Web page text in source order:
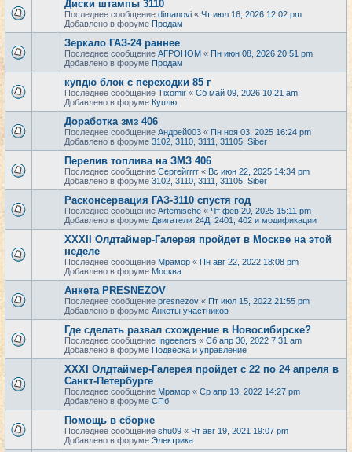
Диски штампы 3110
Последнее сообщение dimanovi « Чт июл 16, 2026 12:02 pm
Добавлено в форуме Продам
Зеркало ГАЗ-24 раннее
Последнее сообщение АГРОНОМ « Пн июн 08, 2026 20:51 pm
Добавлено в форуме Продам
купдю блок с переходки 85 г
Последнее сообщение Tixomir « Сб май 09, 2026 10:21 am
Добавлено в форуме Куплю
Доработка змз 406
Последнее сообщение Андрей003 « Пн ноя 03, 2025 16:24 pm
Добавлено в форуме 3102, 3110, 3111, 31105, Siber
Перелив топлива на ЗМЗ 406
Последнее сообщение Сергейrrrr « Вс июн 22, 2025 14:34 pm
Добавлено в форуме 3102, 3110, 3111, 31105, Siber
Расконсервация ГАЗ-3110 спустя год
Последнее сообщение Artemische « Чт фев 20, 2025 15:11 pm
Добавлено в форуме Двигатели 24Д; 2401; 402 и модификации
XXXII Олдтаймер-Галерея пройдет в Москве на этой
неделе
Последнее сообщение Мрамор « Пн авг 22, 2022 18:08 pm
Добавлено в форуме Москва
Анкета PRESNEZOV
Последнее сообщение presnezov « Пт июл 15, 2022 21:55 pm
Добавлено в форуме Анкеты участников
Где сделать развал схождение в Новосибирске?
Последнее сообщение Ingeeners « Сб апр 30, 2022 7:31 am
Добавлено в форуме Подвеска и управление
XXXI Олдтаймер-Галерея пройдет с 22 по 24 апреля в
Санкт-Петербурге
Последнее сообщение Мрамор « Ср апр 13, 2022 14:27 pm
Добавлено в форуме СПб
Помощь в сборке
Последнее сообщение shu09 « Чт авг 19, 2021 19:07 pm
Добавлено в форуме Электрика